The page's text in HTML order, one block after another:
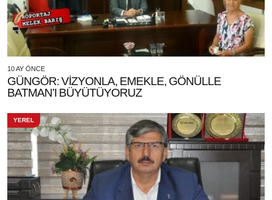
10 AY ÖNCE
GÜNGÖR: VİZYONLA, EMEKLE, GÖNÜLLE
BATMAN’I BÜYÜTÜYORUZ
YEREL